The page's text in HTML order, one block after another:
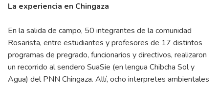
La experiencia en Chingaza
En la salida de campo, 50 integrantes de la comunidad
Rosarista, entre estudiantes y profesores de 17 distintos
programas de pregrado, funcionarios y directivos, realizaron
un recorrido al sendero SuaSie (en lengua Chibcha Sol y
Agua) del PNN Chingaza. Allí, ocho interpretes ambientales